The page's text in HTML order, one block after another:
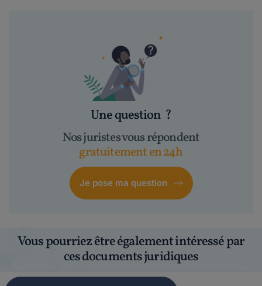
Une question ?
Nos juristes vous répondent
gratuitement en 24h
Je pose ma question
Vous pourriez être également intéressé par
ces documents juridiques